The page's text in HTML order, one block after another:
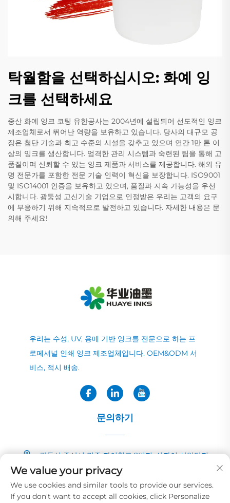
탁월함을 선택하십시오: 화예 잉
크를 선택하세요
중산 화예 잉크 코팅 유한공사는 2004년에 설립되어 선도적인 잉크
제조업체로서 뛰어난 역량을 보유하고 있습니다. 당사의 대규모 공
장은 첨단 기술과 최고 수준의 시설을 갖추고 있으며 연간 1만 톤 이
상의 잉크를 생산합니다. 엄격한 관리 시스템과 숙련된 팀을 통해 고
품질이며 신뢰할 수 있는 잉크 제품과 서비스를 제공합니다. 해외 유
명 전문가를 포함한 전문 기술 인력이 혁신을 보장합니다. ISO9001
및 ISO14001 인증을 보유하고 있으며, 품질과 지속 가능성을 우선
시합니다. 광둥성 고신기술 기업으로 인정받은 우리는 고객의 요구
에 부응하기 위해 지속적으로 발전하고 있습니다. 자세한 내용은 문
의해 주세요!
우리는 수성, UV, 용매 기반 잉크를 전문으로 하는 프
로페셔널 인쇄 잉크 제조업체입니다. OEM&ODM 서
비스, 적시 배송.
문의하기
광둥성 중산시 민중 자이칭로 2번지, 샤자이 산업단지
+86-13726040081
[email protected]
We value your privacy
We use cookies and similar tools to provide our services.
If you don't want to accept all cookies, click Personalize